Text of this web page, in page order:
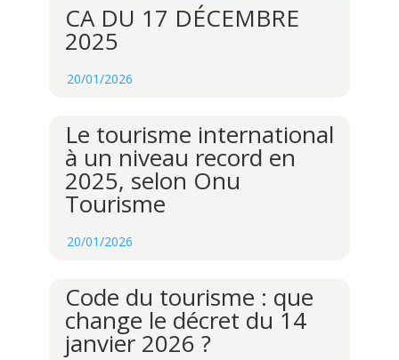
CA DU 17 DÉCEMBRE
2025
20/01/2026
Le tourisme international
à un niveau record en
2025, selon Onu
Tourisme
20/01/2026
Code du tourisme : que
change le décret du 14
janvier 2026 ?